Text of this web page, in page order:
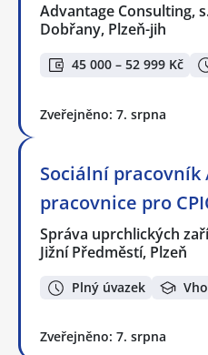
Advantage Consulting,
Dobřany, Plzeň-jih
45 000 – 52 999 Kč
Zveřejněno: 7. srpna
Sociální pracovník
pracovnice pro
Správa uprchlických
Jižní Předměstí, Plzeň
Plný úvazek
Zveřejněno: 7. srpna